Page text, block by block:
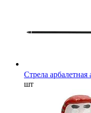
Стрела
шт